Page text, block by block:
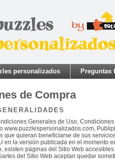
personalizados Preguntas
de Compra
Generales de Uso,
www.puzzlespersonalizados.com,
que quieran beneficiarse de sus
en la versión publicada en el momento
existen páginas del Sitio Web
del Sitio Web aceptan quedar